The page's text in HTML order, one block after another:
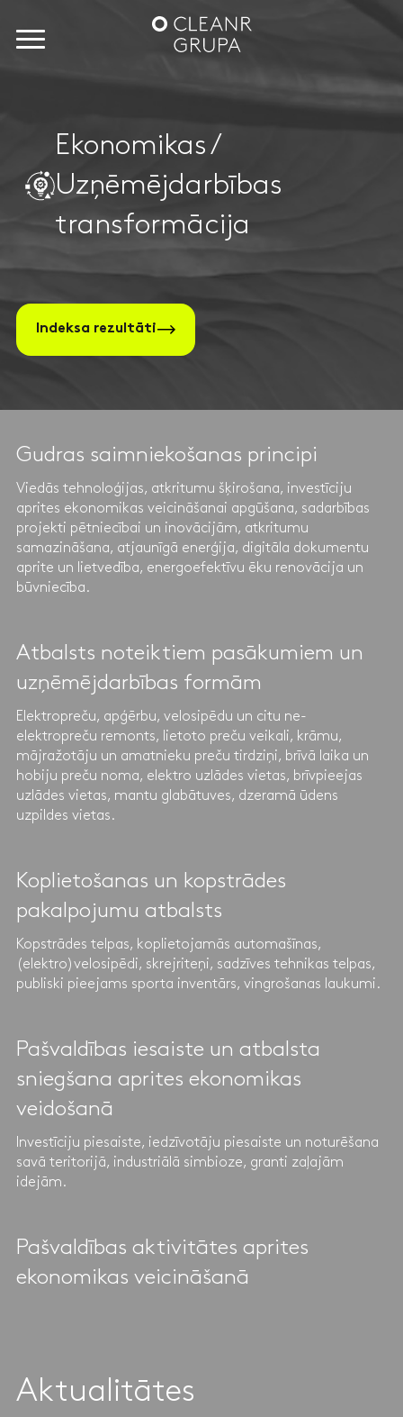
Ekonomikas /
Uzņēmējdarbības
transformācija
Indeksa rezultāti
Gudras saimniekošanas principi
Viedās tehnoloģijas, atkritumu šķirošana, investīciju
aprites ekonomikas veicināšanai apgūšana, sadarbības
projekti pētniecībai un inovācijām, atkritumu
samazināšana, atjaunīgā enerģija, digitāla dokumentu
aprite un lietvedība, energoefektīvu ēku renovācija un
būvniecība.
Atbalsts noteiktiem pasākumiem un
uzņēmējdarbības formām
Elektropreču, apģērbu, velosipēdu un citu ne-
elektropreču remonts, lietoto preču veikali, krāmu,
mājražotāju un amatnieku preču tirdziņi, brīvā laika un
hobiju preču noma, elektro uzlādes vietas, brīvpieejas
uzlādes vietas, mantu glabātuves, dzeramā ūdens
uzpildes vietas.
Koplietošanas un kopstrādes
pakalpojumu atbalsts
Kopstrādes telpas, koplietojamās automašīnas,
(elektro)velosipēdi, skrejriteņi, sadzīves tehnikas telpas,
publiski pieejams sporta inventārs, vingrošanas laukumi.
Pašvaldības iesaiste un atbalsta
sniegšana aprites ekonomikas
veidošanā
Investīciju piesaiste, iedzīvotāju piesaiste un noturēšana
savā teritorijā, industriālā simbioze, granti zaļajām
idejām.
Pašvaldības aktivitātes aprites
ekonomikas veicināšanā
Aktualitātes